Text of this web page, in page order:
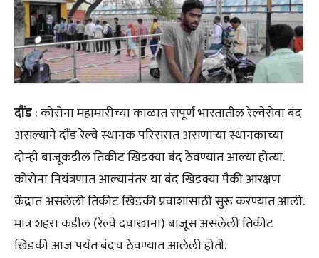
दौंड: कोरोना महामारीच्या काळात संपूर्ण भारतातील रेल्वेसेवा बंद
असल्याने दौंड रेल्वे स्थानक परिसरात असणाऱ्या स्थानकाच्या
दोन्ही बाजूकडील तिकीट खिडक्या बंद ठेवण्यात आल्या होत्या.
कोरोना नियंत्रणात आल्यानंतर या बंद खिडक्या पैकी आरक्षण
केंद्रात असलेली तिकीट खिडकी प्रवाशांसाठी सुरू करण्यात आली.
मात्र शहरा कडील (रेल्वे दवाखाना) बाजूस असलेली तिकीट
खिडकी आज पर्यंत बंदच ठेवण्यात आलेली होती.